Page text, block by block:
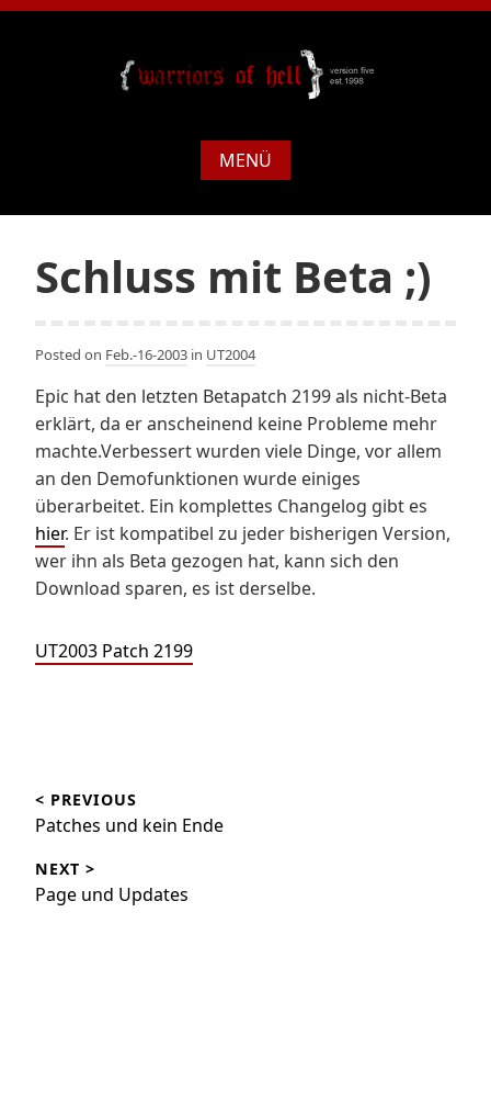
MENÜ
Schluss mit Beta ;)
Posted on Feb.-16-2003 in UT2004
Epic hat den letzten Betapatch 2199 als nicht-Beta
erklärt, da er anscheinend keine Probleme mehr
machte.Verbessert wurden viele Dinge, vor allem
an den Demofunktionen wurde einiges
überarbeitet. Ein komplettes Changelog gibt es
hier. Er ist kompatibel zu jeder bisherigen Version,
wer ihn als Beta gezogen hat, kann sich den
Download sparen, es ist derselbe.
UT2003 Patch 2199
< PREVIOUS
Patches und kein Ende
NEXT >
Page und Updates